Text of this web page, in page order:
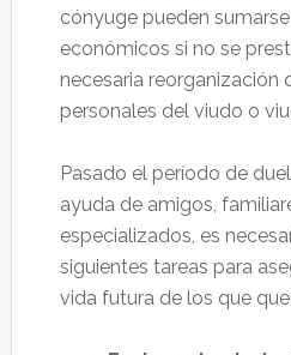
cónyuge pueden
económicos si no se
necesaria reorganización
personales del viudo o
Pasado el período de
ayuda de amigos,
especializados, es
siguientes tareas para
vida futura de los que